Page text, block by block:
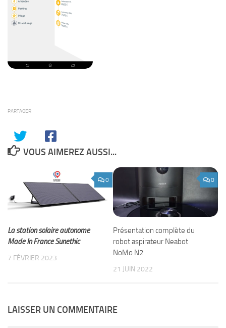
PARTAGER
VOUS AIMEREZ AUSSI...
0
La station solaire autonome
Made In France Sunethic
7 FÉVRIER 2023
0
Présentation complète du
robot aspirateur Neabot
NoMo N2
21 JUIN 2022
LAISSER UN COMMENTAIRE